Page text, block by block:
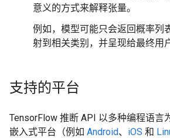
意义的方式来解释张量。
例如，模型可能只会返回概率列
射到相关类别，并呈现给最终用
支持的平台
TensorFlow 推断 API 以多种编程语言
嵌入式平台（例如 Android、 iOS 和